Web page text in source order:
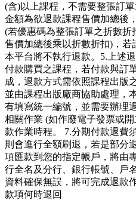
(含)以上課程，不需要整張訂
金額為欲退款課程售價加總後
(若優惠碼為整張訂單之折數
售價加總後乘以折數折扣)，若
本平台將不執行退款。5.上述
付款購買之課程，若付款與訂
成，退款方式需依照課程出版
並由課程出版廠商協助處理，
有填寫統一編號，並需要辦理
相關作業 (如作廢電子發票或
款作業時程。 7.分期付款退費
則會進行全額刷退，若是部分
項匯款到您的指定帳戶，將由
行全名及分行、銀行帳號、戶
資料確保無誤，將可完成退款作
款項何時退回